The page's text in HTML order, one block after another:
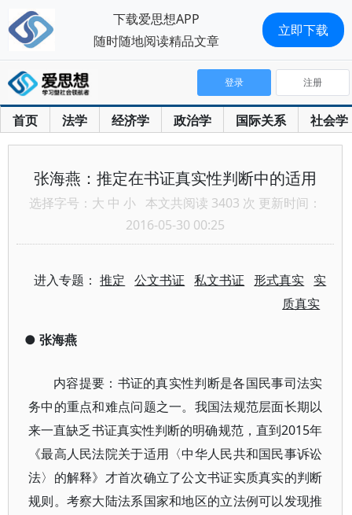
首页 法学 经济学 政治学 国际关系 社会学
登录 注册
张海燕：推定在书证真实性判断中的适用
选择字号： 大 中 小 本文共阅读 3403 次 更新时间：
2016-05-30 00:25
进入专题：推定 公文书证 私文书证 形式真实 实
质真实
● 张海燕
内容提要：书证的真实性判断是各国民事司法实
务中的重点和难点问题之一。我国法规范层面长期以
来一直缺乏书证真实性判断的明确规范，直到2015年
《最高人民法院关于适用〈中华人民共和国民事诉讼
法〉的解释》才首次确立了公文书证实质真实的判断
规则。考察大陆法系国家和地区的立法例可以发现推
下载爱思想APP
随时随地阅读精品文章
立即下载